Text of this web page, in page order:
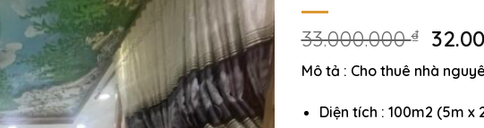
33.000.000₫
Giá
gốc
là:
Mô tả : Cho thuê nhà
Diện tích : 100m2 (5m x